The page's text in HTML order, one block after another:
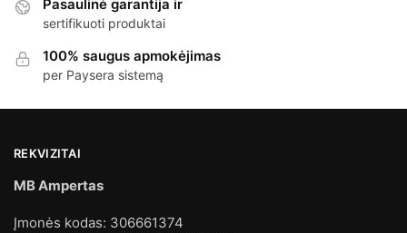
Pasaulinė garantija ir
sertifikuoti produktai
100% saugus apmokėjimas
per Paysera sistemą
REKVIZITAI
MB Ampertas
Įmonės kodas: 306661374